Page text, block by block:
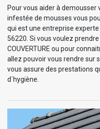
Pour vous aider à
infestée de mousses vous
qui est une entreprise
56220. Si vous voulez
COUVERTURE ou pour
allez pouvoir vous rendre sur
vous assure des prestations
d`hygiène.